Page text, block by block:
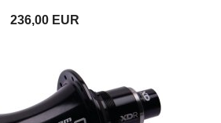
236,00 EUR